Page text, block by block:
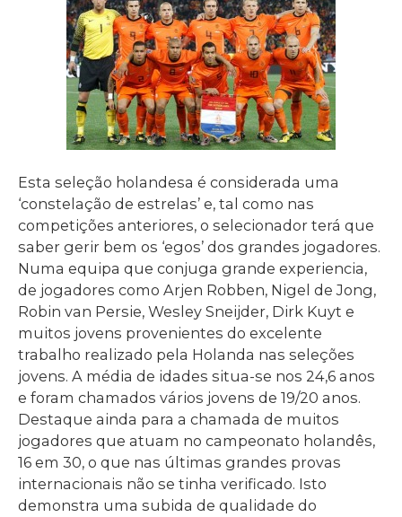
Esta seleção holandesa é considerada uma
‘constelação de estrelas’ e, tal como nas
competições anteriores, o selecionador terá que
saber gerir bem os ‘egos’ dos grandes jogadores.
Numa equipa que conjuga grande experiencia,
de jogadores como Arjen Robben, Nigel de Jong,
Robin van Persie, Wesley Sneijder, Dirk Kuyt e
muitos jovens provenientes do excelente
trabalho realizado pela Holanda nas seleções
jovens. A média de idades situa-se nos 24,6 anos
e foram chamados vários jovens de 19/20 anos.
Destaque ainda para a chamada de muitos
jogadores que atuam no campeonato holandês,
16 em 30, o que nas últimas grandes provas
internacionais não se tinha verificado. Isto
demonstra uma subida de qualidade do